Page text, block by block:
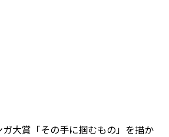
大賞「その手に掴むもの」を描か